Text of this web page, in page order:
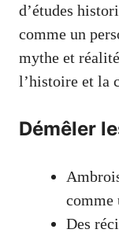
d’études
comme un
mythe et
l’histoire et la
Démêler
comme
Des